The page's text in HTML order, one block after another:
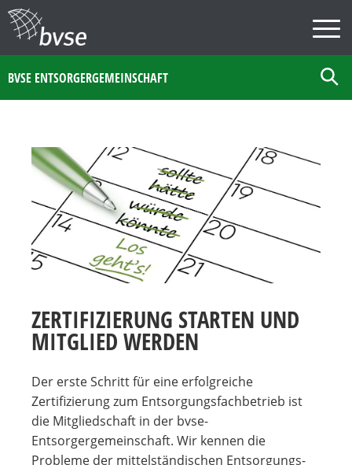
BVSE ENTSORGERGEMEINSCHAFT
ZERTIFIZIERUNG STARTEN UND
MITGLIED WERDEN
Der erste Schritt für eine erfolgreiche
Zertifizierung zum Entsorgungsfachbetrieb ist
die Mitgliedschaft in der bvse-
Entsorgergemeinschaft. Wir kennen die
Probleme der mittelständischen Entsorgungs-